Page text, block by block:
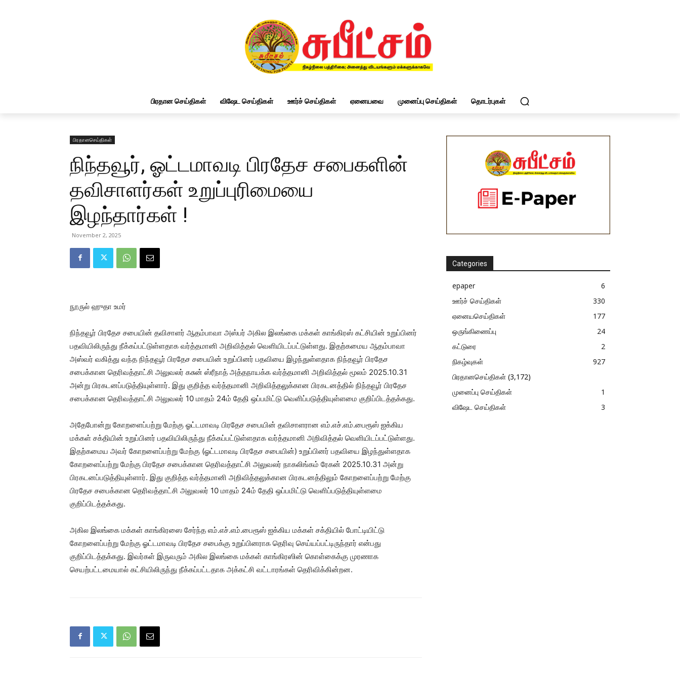
பிரதான செய்திகள் விஷேட செய்திகள் ஊர்ச் செய்திகள் ஏனையவை முனைப்பு செய்திகள் தொடர்புகள்
பிரதானசெய்திகள்
நிந்தவூர், ஓட்டமாவடி பிரதேச சபைகளின்
தவிசாளர்கள் உறுப்புரிமையை
இழந்தார்கள் !
November 2, 2025
நூருல் ஹுதா உமர்
நிந்தவூர் பிரதேச சபையின் தவிசாளர் ஆதம்பாவா அஸ்பர் அகில இலங்கை மக்கள் காங்கிரஸ் கட்சியின் உறுப்பினர்
பதவியிலிருந்து நீக்கப்பட்டுள்ளதாக வர்த்தமானி அறிவித்தல் வெளியிடப்பட்டுள்ளது. இதற்கமைய ஆதம்பாவா
அஸ்வர் வகித்து வந்த நிந்தவூர் பிரதேச சபையின் உறுப்பினர் பதவியை இழந்துள்ளதாக நிந்தவூர் பிரதேச
சபைக்கான தெரிவத்தாட்சி அலுவலர் கசுன் ஸ்ரீநாத் அத்தநாயக்க வர்த்தமானி அறிவித்தல் மூலம் 2025.10.31
அன்று பிரகடனப்படுத்தியுள்ளார். இது குறித்த வர்த்தமானி அறிவித்தலுக்கான பிரகடனத்தில் நிந்தவூர் பிரதேச
சபைக்கான தெரிவத்தாட்சி அலுவலர் 10 மாதம் 24ம் தேதி ஒப்பமிட்டு வெளிப்படுத்தியுள்ளமை குறிப்பிடத்தக்கது.
அதேபோன்று கோறளைப்பற்று மேற்கு ஓட்டமாவடி பிரதேச சபையின் தவிசாளரான எம்.எச்.எம்.பைரூஸ் ஐக்கிய
மக்கள் சக்தியின் உறுப்பினர் பதவியிலிருந்து நீக்கப்பட்டுள்ளதாக வர்த்தமானி அறிவித்தல் வெளியிடப்பட்டுள்ளது.
இதற்கமைய அவர் கோறளைப்பற்று மேற்கு (ஓட்டமாவடி பிரதேச சபையின்) உறுப்பினர் பதவியை இழந்துள்ளதாக
கோறளைப்பற்று மேற்கு பிரதேச சபைக்கான தெரிவத்தாட்சி அலுவலர் நாகலிங்கம் ரேகன் 2025.10.31 அன்று
பிரகடனப்படுத்தியுள்ளார். இது குறித்த வர்த்தமானி அறிவித்தலுக்கான பிரகடனத்திலும் கோறளைப்பற்று மேற்கு
பிரதேச சபைக்கான தெரிவத்தாட்சி அலுவலர் 10 மாதம் 24ம் தேதி ஒப்பமிட்டு வெளிப்படுத்தியுள்ளமை
குறிப்பிடத்தக்கது.
அகில இலங்கை மக்கள் காங்கிரஸை சேர்ந்த எம்.எச்.எம்.பைரூஸ் ஐக்கிய மக்கள் சக்தியில் போட்டியிட்டு
கோறளைப்பற்று மேற்கு ஓட்டமாவடி பிரதேச சபைக்கு உறுப்பினராக தெரிவு செய்யப்பட்டிருந்தார் என்பது
குறிப்பிடத்தக்கது. இவர்கள் இருவரும் அகில இலங்கை மக்கள் காங்கிரஸின் கொள்கைக்கு முரணாக
செயற்பட்டமையால் கட்சியிலிருந்து நீக்கப்பட்டதாக அக்கட்சி வட்டாரங்கள் தெரிவிக்கின்றன.
Categories
epaper
6
ஊர்ச் செய்திகள்
330
ஏனையசெய்திகள்
177
ஒருங்கிணைப்பு
24
கட்டுரை
2
நிகழ்வுகள்
927
பிரதானசெய்திகள் (3,172)
முனைப்பு செய்திகள்
1
விஷேட செய்திகள்
3